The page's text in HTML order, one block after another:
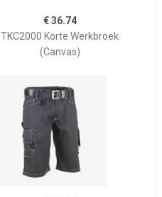
€ 36.74
TKC2000 Korte Werkbroek
(Canvas)